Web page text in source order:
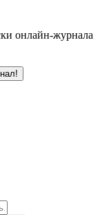
онлайн-журнала